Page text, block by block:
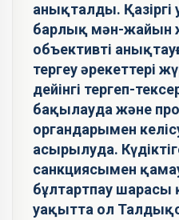
анықталды. Қазіргі
барлық мән-жайын
объективті
тергеу әрекеттері
дейінгі тергеп-
бақылауда және
органдарымен
асырылуда.
санкциясымен
бұлтартпау шарасы
уақытта ол